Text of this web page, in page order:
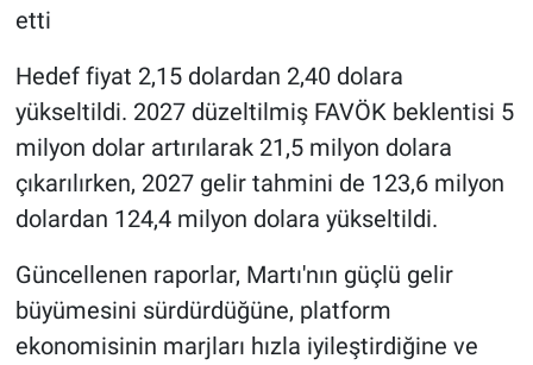
etti
Hedef fiyat 2,15 dolardan 2,40 dolara
yükseltildi. 2027 düzeltilmiş FAVÖK beklentisi 5
milyon dolar artırılarak 21,5 milyon dolara
çıkarılırken, 2027 gelir tahmini de 123,6 milyon
dolardan 124,4 milyon dolara yükseltildi.
Güncellenen raporlar, Martı'nın güçlü gelir
büyümesini sürdürdüğüne, platform
ekonomisinin marjları hızla iyileştirdiğine ve